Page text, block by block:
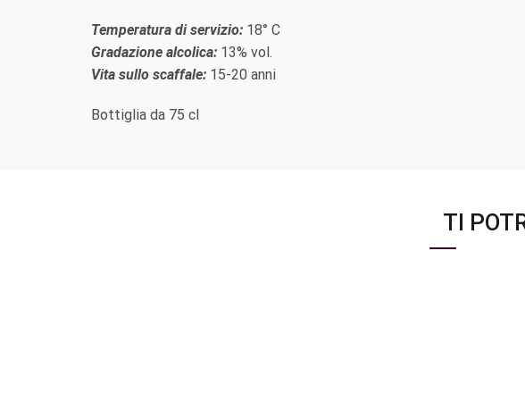
Temperatura di servizio: 18° C
Gradazione alcolica: 13% vol.
Vita sullo scaffale: 15-20 anni
Bottiglia da 75 cl
TI